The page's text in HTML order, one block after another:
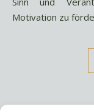
Motivation zu